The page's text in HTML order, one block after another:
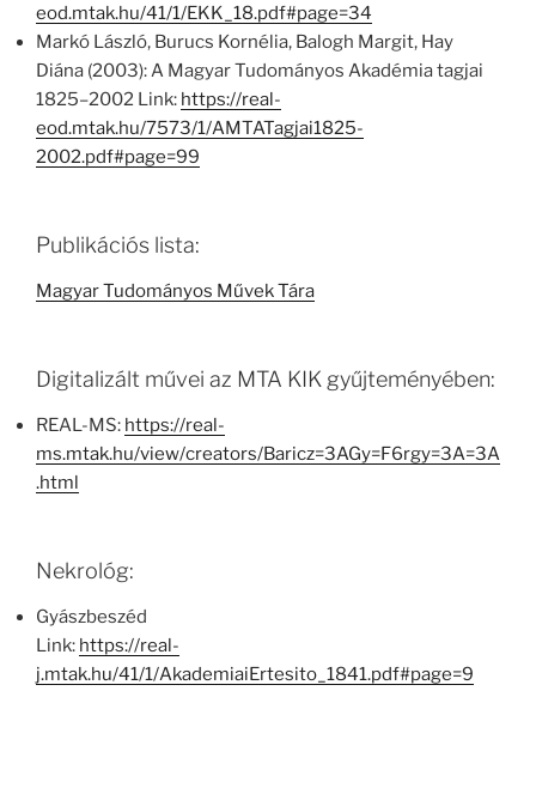
eod.mtak.hu/41/1/EKK_18.pdf#page=34
Markó László, Burucs Kornélia, Balogh Margit, Hay
Diána (2003): A Magyar Tudományos Akadémia tagjai
1825–2002 Link: https://real-
eod.mtak.hu/7573/1/AMTATagjai1825-
2002.pdf#page=99
Publikációs lista:
Magyar Tudományos Művek Tára
Digitalizált művei az MTA KIK gyűjteményében:
REAL-MS: https://real-
ms.mtak.hu/view/creators/Baricz=3AGy=F6rgy=3A=3A
.html
Nekrológ:
Gyászbeszéd
Link: https://real-
j.mtak.hu/41/1/AkademiaiErtesito_1841.pdf#page=9